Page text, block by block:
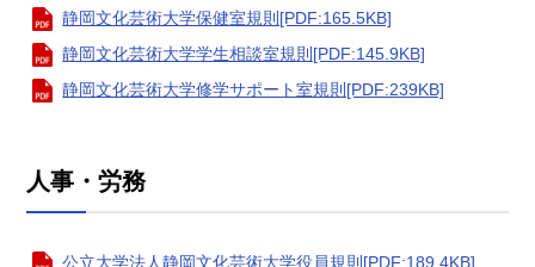
静岡文化芸術大学保健室規則[PDF:165.5KB]
静岡文化芸術大学学生相談室規則[PDF:145.9KB]
静岡文化芸術大学修学サポート室規則[PDF:239KB]
人事・労務
公立大学法人静岡文化芸術大学役員規則[PDF:189.4KB]